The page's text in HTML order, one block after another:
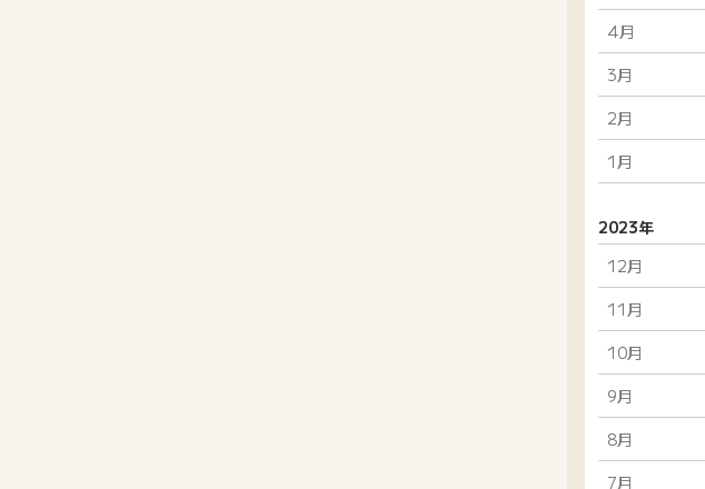
4月
3月
2月
1月
2023年
12月
11月
10月
9月
8月
7月